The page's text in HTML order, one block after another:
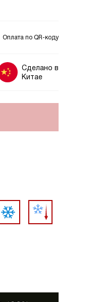
Оплата по QR-коду
Сделано в
Китае